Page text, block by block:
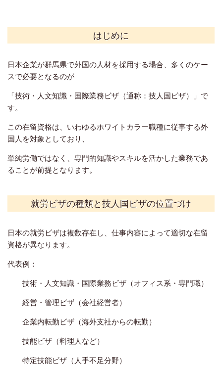
はじめに
日本企業が群馬県で外国の人材を採用する場合、多くのケー
スで必要となるのが
「技術・人文知識・国際業務ビザ（通称：技人国ビザ）」で
す。
この在留資格は、いわゆるホワイトカラー職種に従事する外
国人を対象としており、
単純労働ではなく、専門的知識やスキルを活かした業務であ
ることが前提となります。
就労ビザの種類と技人国ビザの位置づけ
日本の就労ビザは複数存在し、仕事内容によって適切な在留
資格が異なります。
代表例：
技術・人文知識・国際業務ビザ（オフィス系・専門職）
経営・管理ビザ（会社経営者）
企業内転勤ビザ（海外支社からの転勤）
技能ビザ（料理人など）
特定技能ビザ（人手不足分野）